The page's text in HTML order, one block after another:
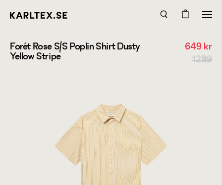
Forét Rose S/S Poplin Shirt Dusty
Yellow Stripe
649 kr
1299 kr